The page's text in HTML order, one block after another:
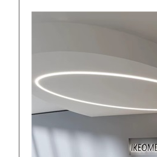
17:45:23 梁丙麟
梁先生
19:23:23 余昀键
17:29:06
09:45:23 凌小悠
06:30:18 金忠完